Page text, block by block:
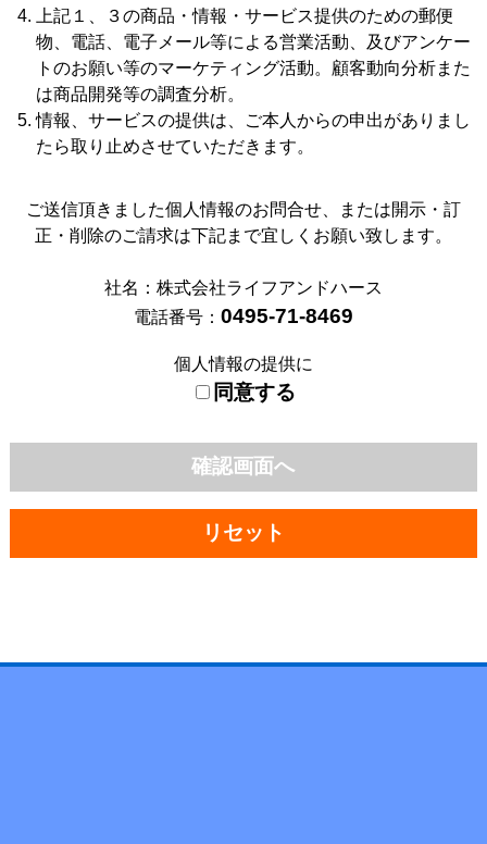
上記１、３の商品・情報・サービス提供のための郵便
物、電話、電子メール等による営業活動、及びアンケー
トのお願い等のマーケティング活動。顧客動向分析また
は商品開発等の調査分析。
情報、サービスの提供は、ご本人からの申出がありまし
たら取り止めさせていただきます。
ご送信頂きました個人情報のお問合せ、または開示・訂
正・削除のご請求は下記まで宜しくお願い致します。
社名：株式会社ライフアンドハース
電話番号： 0495-71-8469
個人情報の提供に
同意する